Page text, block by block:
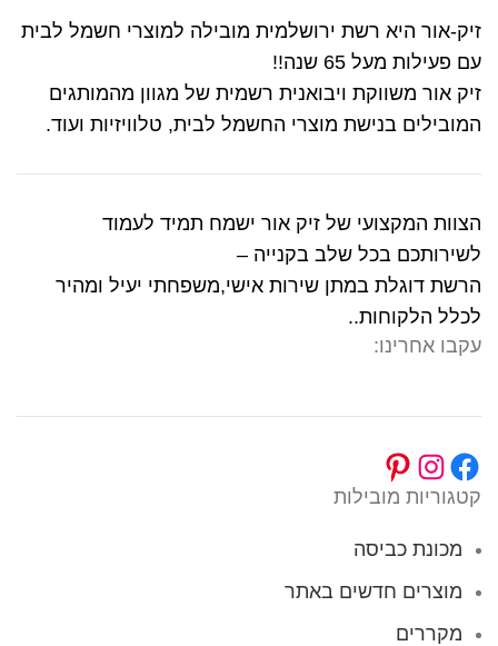
זיק-אור היא רשת ירושלמית מובילה למוצרי חשמל לבית
עם פעילות מעל 65 שנה!!
זיק אור משווקת ויבואנית רשמית של מגוון מהמותגים
המובילים בנישת מוצרי החשמל לבית, טלוויזיות ועוד.
הצוות המקצועי של זיק אור ישמח תמיד לעמוד
לשירותכם בכל שלב בקנייה –
הרשת דוגלת במתן שירות אישי,משפחתי יעיל ומהיר
לכלל הלקוחות..
עקבו אחרינו:
קטגוריות מובילות
מכונת כביסה
מוצרים חדשים באתר
מקררים